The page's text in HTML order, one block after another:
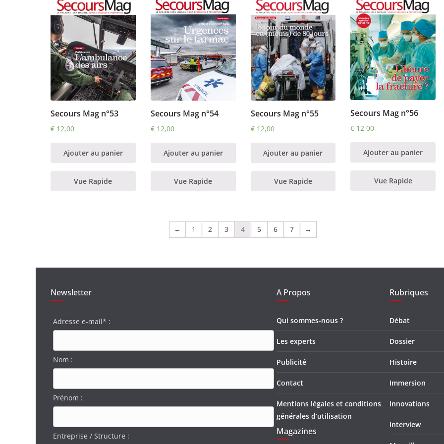
Secours Mag n°53
€ 12,00
Ajouter au panier
Vue Rapide
Secours Mag n°54
€12,00
Ajouter au panier
Vue Rapide
Secours Mag n°55
€12,00
Ajouter au panier
Vue Rapide
Secours Mag n°56
€ 12,00
Ajouter au panier
Vue Rapide
← 1 2 3 4 5 6 7 →
Newsletter
Adresse e-mail* :
Nom :
Prénom :
Entreprise / Structure :
A Propos
Qui sommes-nous ?
Les experts
Publicité
Contact
Mentions légales et conditions
générales d’utilisation
Magazines
Rubriques
Débat
Dossier
Histoire
Immersion
Innovations
Interview